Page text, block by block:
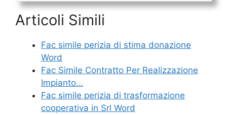
Articoli Simili
Fac simile perizia di stima donazione​
Word
Fac Simile Contratto Per Realizzazione
Impianto…
Fac simile perizia di trasformazione
cooperativa in Srl Word